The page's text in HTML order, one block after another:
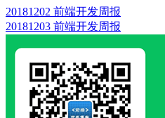
20181202 前端开发周报
20181203 前端开发周报